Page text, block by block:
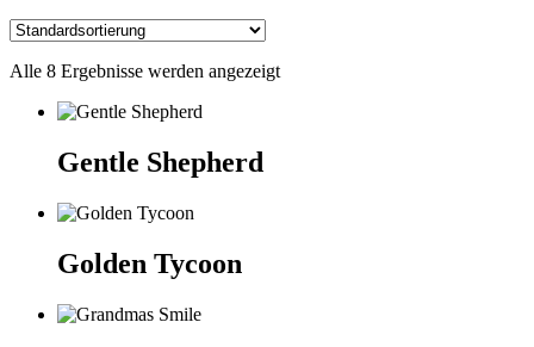
Alle 8 Ergebnisse werden angezeigt
Gentle Shepherd
Golden Tycoon